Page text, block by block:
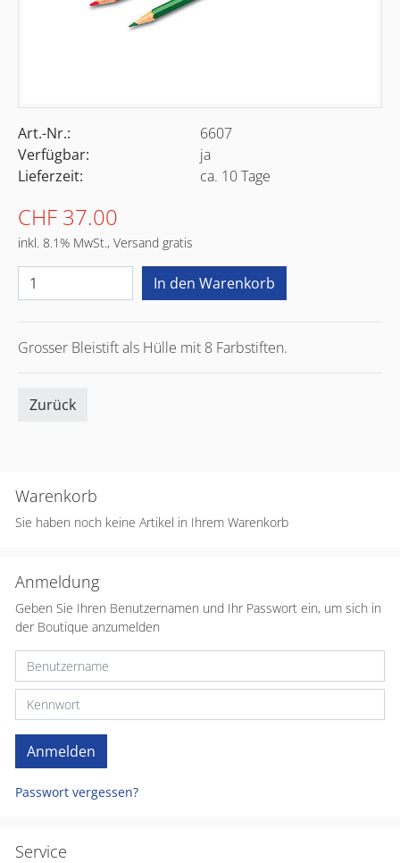
Warenkorb
Sie haben noch keine Artikel in Ihrem Warenkorb
Anmeldung
Geben Sie Ihren Benutzernamen und Ihr Passwort ein, um sich in
der Boutique anzumelden
Passwort vergessen?
Service
Art.-Nr.:
6607
Verfügbar:
ja
Lieferzeit:
ca. 10 Tage
CHF 37.00
inkl. 8.1% MwSt., Versand gratis
Grosser Bleistift als Hülle mit 8 Farbstiften.
Zurück